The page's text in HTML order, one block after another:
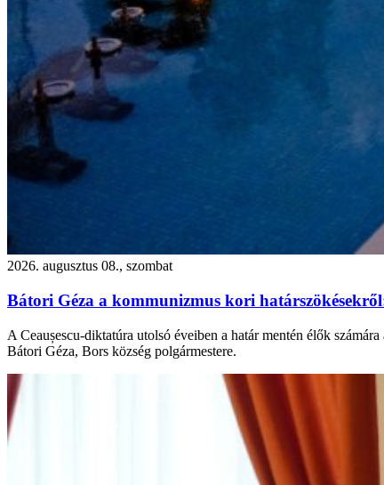
2026. augusztus 08., szombat
Bátori Géza a kommunizmus kori
A Ceaușescu-diktatúra utolsó éveiben a határ mentén élők
Bátori Géza, Bors község polgármestere.